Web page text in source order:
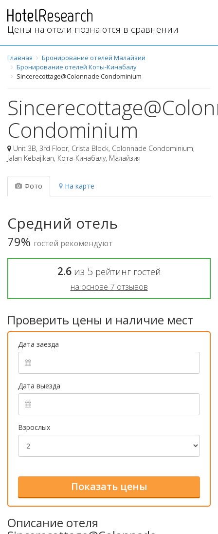
Цены на отели познаются в сравнении
Главная
Бронирование отелей Малайзии
Бронирование отелей Коты-Кинабалу
Sincerecottage@Colonnade Condominium
Condominium
Unit 3B, 3rd Floor, Crista Block, Colonnade Condominium,
Jalan Kebajikan, Кота-Кинабалу, Малайзия
Фото На карте
Средний отель
79% гостей рекомендуют
2.6из 5 рейтинг гостей
на основе 7 отзывов
Проверить цены и наличие мест
Дата заезда
Дата выезда
Взрослых
Описание отеля